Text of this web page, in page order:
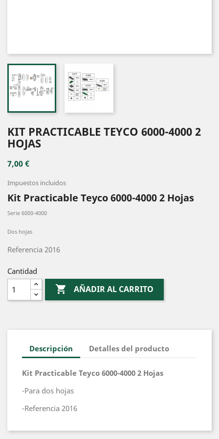
KIT PRACTICABLE TEYCO 6000-4000 2
HOJAS
7,00 €
Impuestos incluidos
Kit Practicable Teyco 6000-4000 2 Hojas
Serie 6000-4000
Dos hojas
Referencia 2016
Cantidad
 AÑADIR AL CARRITO
Descripción Detalles del producto
Kit Practicable Teyco 6000-4000 2 Hojas
-Para dos hojas
-Referencia 2016